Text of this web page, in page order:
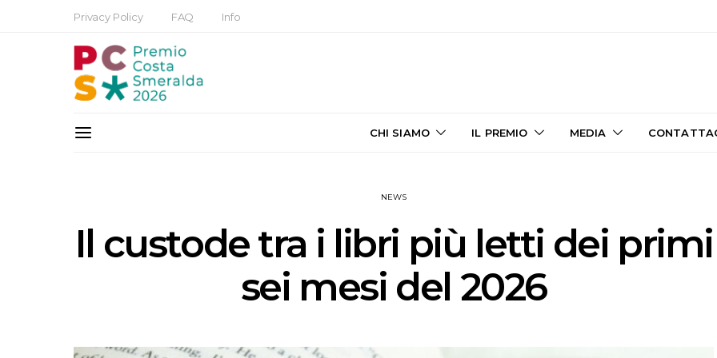
Privacy Policy FAQ Info
CHI SIAMO IL PREMIO MEDIA
NEWS
Il custode tra i libri più letti dei primi
sei mesi del 2026